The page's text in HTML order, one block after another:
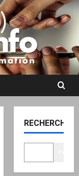
RECHERCHER